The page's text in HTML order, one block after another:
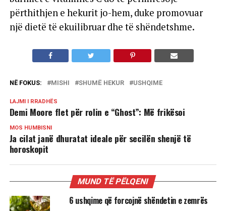
përthithjen e hekurit jo-hem, duke promovuar
një dietë të ekuilibruar dhe të shëndetshme.
NË FOKUS: MISHI SHUMË HEKUR USHQIME
LAJMI I RRADHËS
Demi Moore flet për rolin e “Ghost”: Më frikësoi
MOS HUMBISNI
Ja cilat janë dhuratat ideale për secilën shenjë të
horoskopit
MUND TË PËLQENI
6 ushqime që forcojnë shëndetin e zemrës